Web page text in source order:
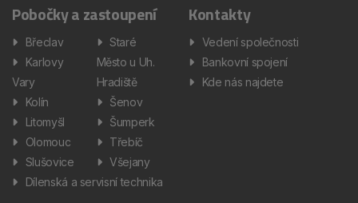
Pobočky a zastoupení
Břeclav
Karlovy
Vary
Kolín
Litomyšl
Olomouc
Slušovice
Staré
Město u Uh.
Hradiště
Šenov
Šumperk
Třebíč
Všejany
Dílenská a servisní technika
Kontakty
Vedení společnosti
Bankovní spojení
Kde nás najdete